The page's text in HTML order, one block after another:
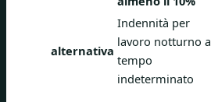
alternativa
Indennità per
lavoro notturno a
tempo
indeterminato